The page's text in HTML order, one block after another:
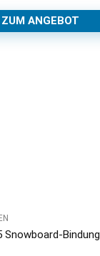
ZUM ANGEBOT
Bindung